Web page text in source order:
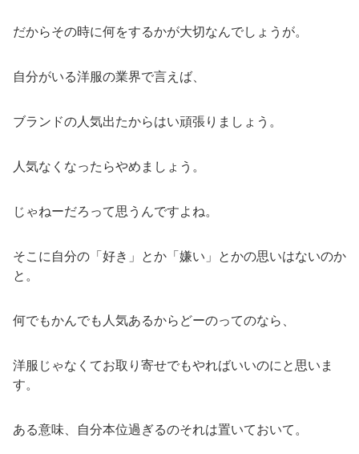
だからその時に何をするかが大切なんでしょうが。
自分がいる洋服の業界で言えば、
ブランドの人気出たからはい頑張りましょう。
人気なくなったらやめましょう。
じゃねーだろって思うんですよね。
そこに自分の「好き」とか「嫌い」とかの思いはないのか
と。
何でもかんでも人気あるからどーのってのなら、
洋服じゃなくてお取り寄せでもやればいいのにと思いま
す。
ある意味、自分本位過ぎるのそれは置いておいて。